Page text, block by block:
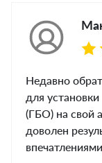
Недавно
для
(ГБО) на свой
доволен